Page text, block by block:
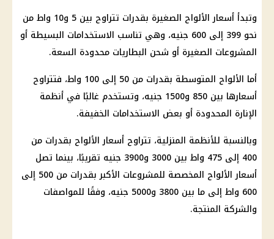
وتبدأ أسعار الألواح الصغيرة بقدرات تتراوح بين 5 و10 واط من
نحو 399 إلى 600 جنيه، وهي تناسب الاستخدامات البسيطة أو
المشروعات الصغيرة أو شحن البطاريات محدودة السعة.
أما الألواح المتوسطة بقدرات من 50 إلى 100 واط، فتتراوح
أسعارها بين 850 و1500 جنيه، وتستخدم غالبًا في أنظمة
الإنارة المحدودة أو بعض الاستخدامات الخفيفة.
وبالنسبة للأنظمة المنزلية، تتراوح أسعار الألواح بقدرات من
400 إلى 475 واط بين 3000 و3900 جنيه تقريبًا، بينما تصل
أسعار الألواح المخصصة للمشروعات الأكبر بقدرات من 500 إلى
600 واط إلى ما بين 3800 و5000 جنيه، وفقًا للمواصفات
والشركة المنتجة.